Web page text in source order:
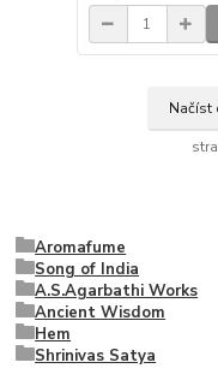
Načíst
Aromafume
Song of India
A.S.Agarbathi Works
Ancient Wisdom
Hem
Shrinivas Satya